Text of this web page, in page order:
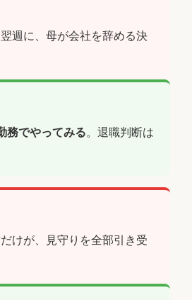
週に、母が会社を辞める決
務でやってみる。退職判断は
けが、見守りを全部引き受